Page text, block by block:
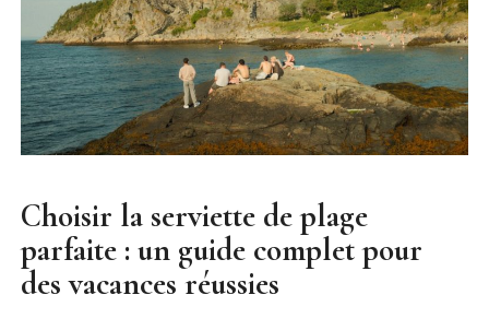
Choisir la serviette de plage
parfaite : un guide complet pour
des vacances réussies